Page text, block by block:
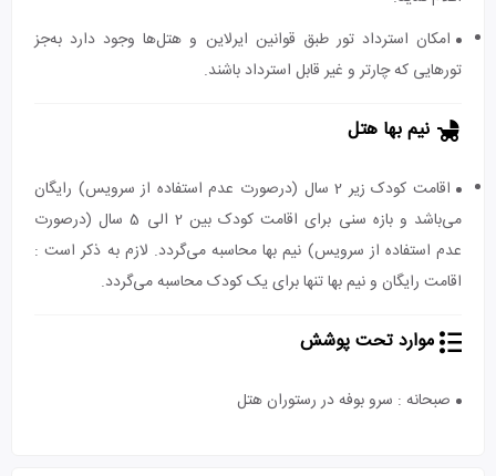
امکان استرداد تور طبق قوانین ایرلاین و هتل‌ها وجود دارد به‌جز
تورهایی که چارتر و غیر قابل استرداد باشند.
نیم بها هتل
اقامت کودک زیر 2 سال (درصورت عدم استفاده از سرویس) رایگان
می‌باشد و بازه سنی برای اقامت کودک بین 2 الی 5 سال (درصورت
عدم استفاده از سرویس) نیم بها محاسبه می‌گردد. لازم به ذکر است :
اقامت رایگان و نیم بها تنها برای یک کودک محاسبه می‌گردد.
موارد تحت پوشش
صبحانه : سرو بوفه در رستوران هتل